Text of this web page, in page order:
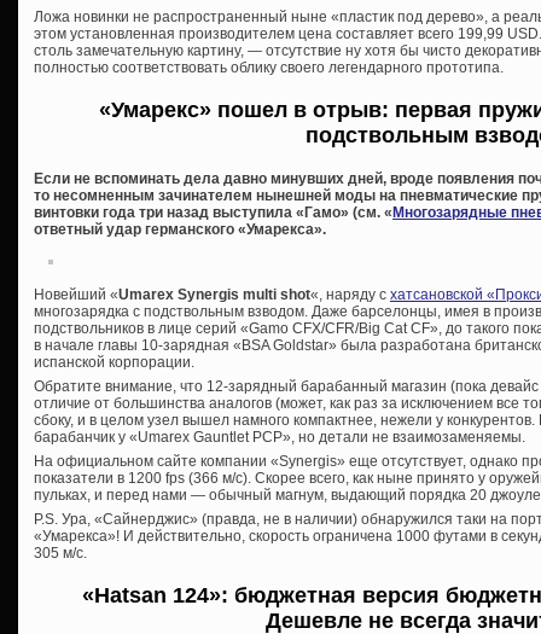
Ложа новинки не распространенный ныне «пластик под дерево», а
этом установленная производителем цена составляет всего 199,99
столь замечательную картину, — отсутствие ну хотя бы чисто
полностью соответствовать облику своего легендарного прототипа.
«Умарекс» пошел в отрыв: первая
подствольным
Если не вспоминать дела давно минувших дней, вроде появления
то несомненным зачинателем нынешней моды на пневматические
винтовки года три назад выступила «Гамо» (см. «Многозарядные
ответный удар германского «Умарекса».
Новейший «Umarex Synergis multi shot«, наряду с хатсановской
многозарядка с подствольным взводом. Даже барселонцы, имея в
подствольников в лице серий «Gamo CFX/CFR/Big Cat CF», до такого
в начале главы 10-зарядная «BSA Goldstar» была разработана
испанской корпорации.
Обратите внимание, что 12-зарядный барабанный магазин (пока девайс
отличие от большинства аналогов (может, как раз за исключением все
сбоку, и в целом узел вышел намного компактнее, нежели у
барабанчик у «Umarex Gauntlet PCP», но детали не взаимозаменяемы.
На официальном сайте компании «Synergis» еще отсутствует, однако
показатели в 1200 fps (366 м/с). Скорее всего, как ныне принято у
пульках, и перед нами — обычный магнум, выдающий порядка 20
P.S. Ура, «Сайнерджис» (правда, не в наличии) обнаружился таки на
«Умарекса»! И действительно, скорость ограничена 1000 футами в
305 м/с.
«Hatsan 124»: бюджетная версия
Дешевле не всегда